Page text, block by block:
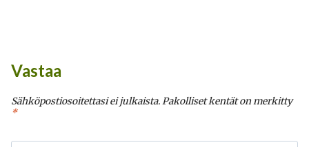
Vastaa
Sähköpostiosoitettasi ei julkaista.Pakolliset kentät on merkitty
*